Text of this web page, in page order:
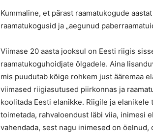
Kummaline, et pärast raamatukogude
raamatukogusid ja „aegunud
Viimase 20 aasta jooksul on Eesti riigis
raamatukoguhoidjate õlgadele. Aina
mis puudutab kõige rohkem just ääremaa
viimased riigiasutused piirkonnas ja
koolitada Eesti elanikke. Riigile ja
toimetada, rahvaloendust läbi viia, inimesi
vahendada, sest nagu inimesed on